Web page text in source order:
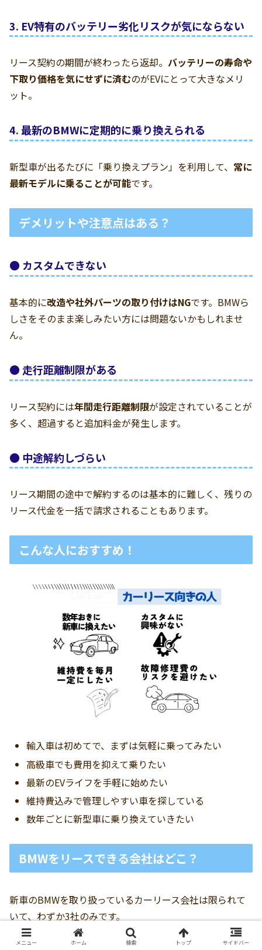
3. EV特有のバッテリー劣化リスクが気にならない
リース契約の期間が終わったら返却。 バッテリーの寿命や
下取り価格を気にせずに済むのがEVにとって大きなメリ
ット。
4. 最新のBMWに定期的に乗り換えられる
新型車が出るたびに「乗り換えプラン」を利用して、 常に
最新モデルに乗ることが可能です。
デメリットや注意点はある？
● カスタムできない
基本的に改造や社外パーツの取り付けはNGです。BMWら
しさをそのまま楽しみたい方には問題ないかもしれませ
ん。
● 走行距離制限がある
リース契約には年間走行距離制限が設定されていることが
多く、超過すると追加料金が発生します。
● 中途解約しづらい
リース期間の途中で解約するのは基本的に難しく、残りの
リース代金を一括で請求されることもあります。
こんな人におすすめ！
輸入車は初めてで、まずは気軽に乗ってみたい
高級車でも費用を抑えて乗りたい
最新のEVライフを手軽に始めたい
維持費込みで管理しやすい車を探している
数年ごとに新型車に乗り換えていきたい
BMWをリースできる会社はどこ？
新車のBMWを取り扱っているカーリース会社は限られて
いて、わずか3社のみです。
メニュー ホーム 検索 トップ サイドバー